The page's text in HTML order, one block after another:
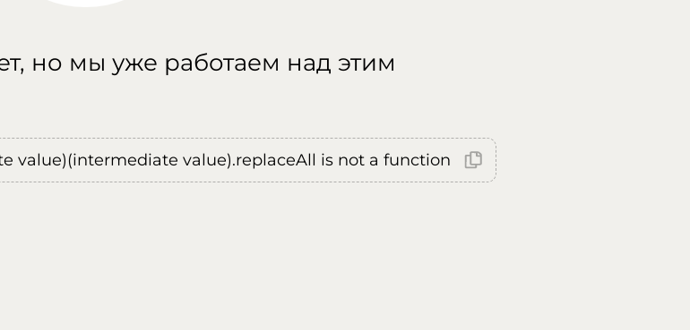
но мы уже работаем над этим
value)(intermediate value).replaceAll is not a function